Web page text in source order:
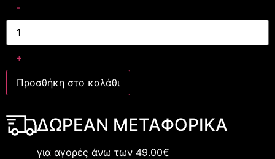
-
+
Προσθήκη στο καλάθι
ΔΩΡΕΑΝ ΜΕΤΑΦΟΡΙΚΑ
για αγορές άνω των 49.00€